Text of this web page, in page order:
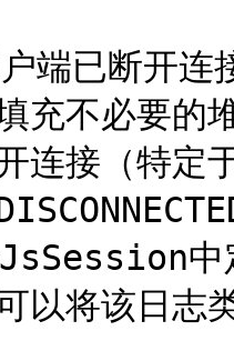
端已断开
充不必要
连接（特定
中
以将该日志